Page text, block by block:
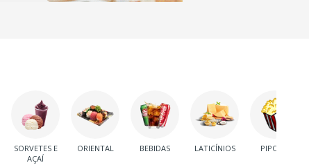
SORVETES E
AÇAÍ
ORIENTAL BEBIDAS LATICÍNIOS PIPOCA